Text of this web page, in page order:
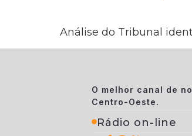
Análise do Tribunal
O melhor canal de
Centro-Oeste.
Rádio on-line